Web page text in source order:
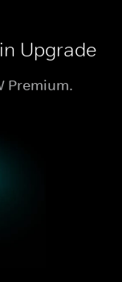
Upgrade
Premium.